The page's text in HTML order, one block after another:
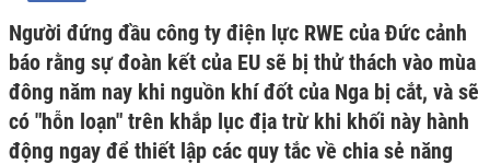
Người đứng đầu công ty điện lực RWE của Đức cảnh
báo rằng sự đoàn kết của EU sẽ bị thử thách vào mùa
đông năm nay khi nguồn khí đốt của Nga bị cắt, và sẽ
có "hỗn loạn" trên khắp lục địa trừ khi khối này hành
động ngay để thiết lập các quy tắc về chia sẻ năng